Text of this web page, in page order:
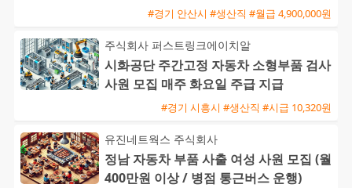
#경기 안산시 #생산직 #월급 4,900,000원
주식회사 퍼스트링크에이치알
시화공단 주간고정 자동차 소형부품 검사
사원 모집 매주 화요일 주급 지급
#경기 시흥시 #생산직 #시급 10,320원
유진네트웍스 주식회사
정남 자동차 부품 사출 여성 사원 모집 (월
400만원 이상 / 병점 통근버스 운행)